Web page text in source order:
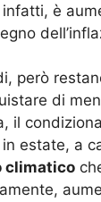
è
però
di
il
estate, a
climatico